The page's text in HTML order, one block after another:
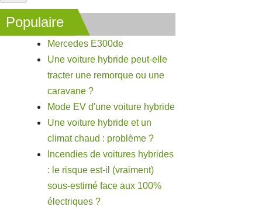
Populaire
Mercedes E300de
Une voiture hybride peut-elle
tracter une remorque ou une
caravane ?
Mode EV d'une voiture hybride
Une voiture hybride et un
climat chaud : problème ?
Incendies de voitures hybrides
: le risque est-il (vraiment)
sous-estimé face aux 100%
électriques ?